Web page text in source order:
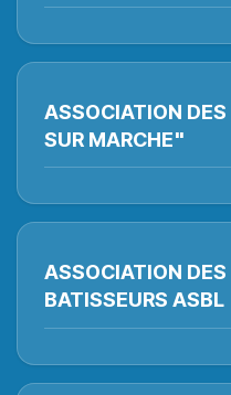
ASSOCIATION
SUR MARCHE"
ASSOCIATION
BATISSEURS ASBL